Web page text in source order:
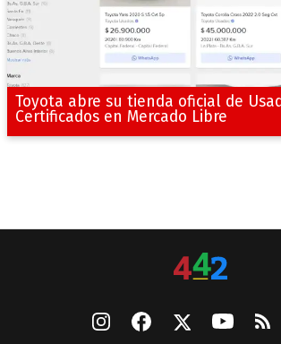
Toyota abre su tienda oficial de
Certificados en Mercado Libre